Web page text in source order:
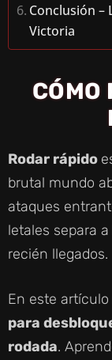
Conclusión –
Victoria
CÓMO
Rodar rápido
brutal mundo
ataques
letales separa
recién llegados.
En este
para
rodada.